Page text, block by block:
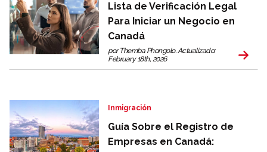
Lista de Verificación Legal
Para Iniciar un Negocio en
Canadá
por Themba Phongolo. Actualizado:
February 18th, 2026
Inmigración
Guía Sobre el Registro de
Empresas en Canadá: